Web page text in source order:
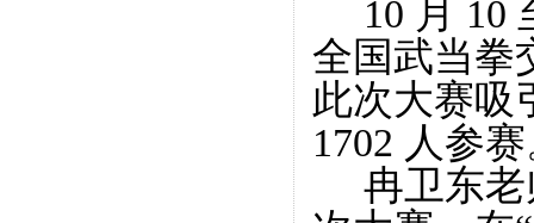
10 月 10
全国武当拳
此次大赛吸
1702 人参
冉卫东